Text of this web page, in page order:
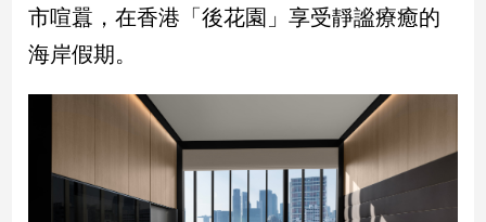
技/
遊
戲
市喧囂，在香港「後花園」享受靜謐療癒的
海岸假期。